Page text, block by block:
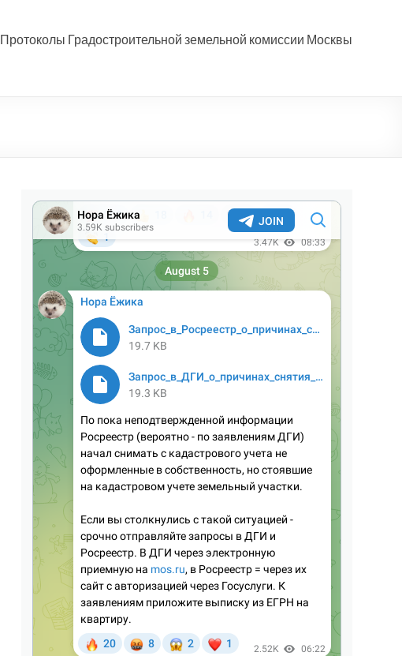
Протоколы Градостроительной земельной комиссии Москвы